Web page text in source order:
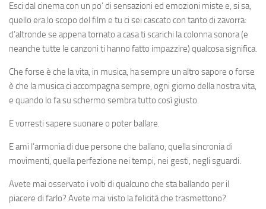
Esci dal cinema con un po’ di sensazioni ed emozioni miste e, si sa,
quello era lo scopo del film e tu ci sei cascato con tanto di zavorra:
d’altronde se appena tornato a casa ti scarichi la colonna sonora (e
neanche tutte le canzoni ti hanno fatto impazzire) qualcosa significa.
Che forse è che la vita, in musica, ha sempre un altro sapore o forse
è che la musica ci accompagna sempre, ogni giorno della nostra vita,
e quando lo fa su schermo sembra tutto così giusto.
E vorresti sapere suonare o poter ballare.
E ami l’armonia di due persone che ballano, quella sincronia di
movimenti, quella perfezione nei tempi, nei gesti, negli sguardi.
Avete mai osservato i volti di qualcuno che sta ballando per il
piacere di farlo? Avete mai visto la felicità che trasmettono?